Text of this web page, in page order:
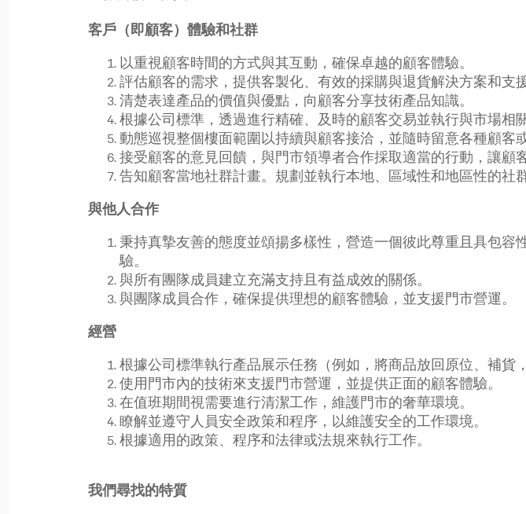
客戶（即顧客）體驗和社群
以重視顧客時間的方式與其互動，確保卓越的顧客體驗。
評估顧客的需求，提供客製化、有效的採購與退貨解決方案和支援
清楚表達產品的價值與優點，向顧客分享技術產品知識。
根據公司標準，透過進行精確、及時的顧客交易並執行與市場相
動態巡視整個樓面範圍以持續與顧客接洽，並隨時留意各種顧客
接受顧客的意見回饋，與門市領導者合作採取適當的行動，讓顧
告知顧客當地社群計畫。規劃並執行本地、區域性和地區性的社
與他人合作
秉持真摯友善的態度並頌揚多樣性，營造一個彼此尊重且具包
驗。
與所有團隊成員建立充滿支持且有益成效的關係。
與團隊成員合作，確保提供理想的顧客體驗，並支援門市營運。
經營
根據公司標準執行產品展示任務（例如，將商品放回原位、補貨
使用門市內的技術來支援門市營運，並提供正面的顧客體驗。
在值班期間視需要進行清潔工作，維護門市的奢華環境。
瞭解並遵守人員安全政策和程序，以維護安全的工作環境。
根據適用的政策、程序和法律或法規來執行工作。
我們尋找的特質